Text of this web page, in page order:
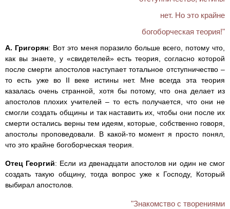
нет. Но это крайне
богоборческая теория!"
А. Григорян: Вот это меня поразило больше всего, потому что,
как вы знаете, у «свидетелей» есть теория, согласно которой
после смерти апостолов наступает тотальное отступничество –
то есть уже во II веке истины нет. Мне всегда эта теория
казалась очень странной, хотя бы потому, что она делает из
апостолов плохих учителей – то есть получается, что они не
смогли создать общины и так наставить их, чтобы они после их
смерти остались верны тем идеям, которые, собственно говоря,
апостолы проповедовали. В какой-то момент я просто понял,
что это крайне богоборческая теория.
Отец Георгий: Если из двенадцати апостолов ни один не смог
создать такую общину, тогда вопрос уже к Господу, Который
выбирал апостолов.
"Знакомство с творениями